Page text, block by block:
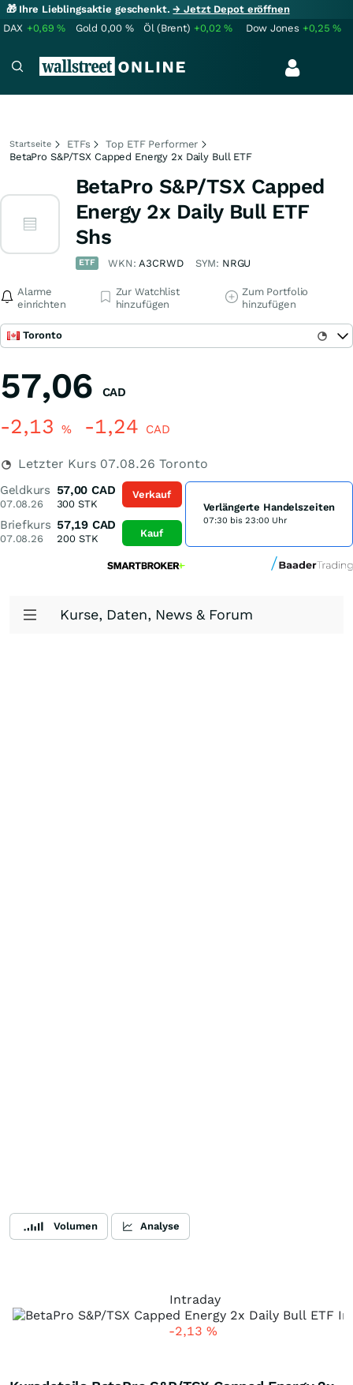
🎁 Ihre Lieblingsaktie geschenkt.→ Jetzt Depot eröffnen
DAX +0,69% Gold 0,00 % Öl (Brent) +0,02% Dow Jones +0,25%
Startseite ETFs
Top ETF Performer
BetaPro S&P/TSX Capped Energy 2x Daily Bull ETF
BetaPro S&P/TSX Capped
Energy 2x Daily Bull ETF
Shs
ETF WKN:A3CRWD SYM: NRGU
Alarme
einrichten
Zur Watchlist
hinzufügen
Zum Portfolio
hinzufügen
Toronto
57,06 CAD
-2,13 % -1,24 CAD
Letzter Kurs 07.08.26 Toronto
Geldkurs
07.08.26
57,00 CAD
300 STK
Briefkurs
07.08.26
57,19 CAD
200STK
Verkauf
Kauf
Verlängerte Handelszeiten
07:30 bis 23:00 Uhr
Kurse, Daten, News & Forum
Volumen Analyse
Intraday
-2,13 %